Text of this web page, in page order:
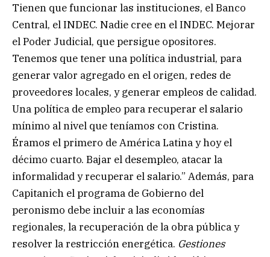
Tienen que funcionar las instituciones, el Banco
Central, el INDEC. Nadie cree en el INDEC. Mejorar
el Poder Judicial, que persigue opositores.
Tenemos que tener una política industrial, para
generar valor agregado en el origen, redes de
proveedores locales, y generar empleos de calidad.
Una política de empleo para recuperar el salario
mínimo al nivel que teníamos con Cristina.
Éramos el primero de América Latina y hoy el
décimo cuarto. Bajar el desempleo, atacar la
informalidad y recuperar el salario.” Además, para
Capitanich el programa de Gobierno del
peronismo debe incluir a las economías
regionales, la recuperación de la obra pública y
resolver la restricción energética. Gestiones